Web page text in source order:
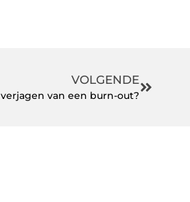
VOLGENDE
van een burn-out?